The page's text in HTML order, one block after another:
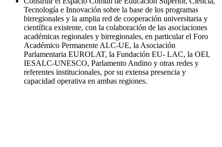
Tecnología e Innovación sobre la base de los programas
birregionales y la amplia red de cooperación universitaria y
científica existente, con la colaboración de las asociaciones
académicas regionales y birregionales, en particular el Foro
Académico Permanente ALC-UE, la Asociación
Parlamentaria EUROLAT, la Fundación EU- LAC, la OEI,
IESALC-UNESCO, Parlamento Andino y otras redes y
referentes institucionales, por su extensa presencia y
capacidad operativa en ambas regiones.